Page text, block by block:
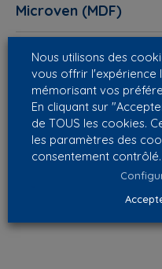
Microven (MDF)
Nous utilisons des
vous offrir l'expérience
mémorisant vos
En cliquant sur
de TOUS les cookies.
les paramètres des
consentement contrôlé.